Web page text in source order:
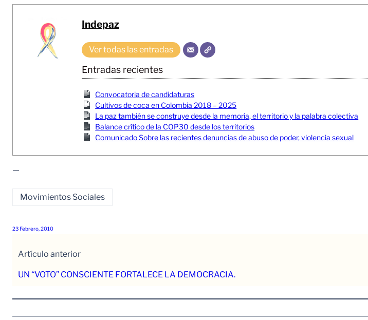
Indepaz
Ver todas las entradas
Entradas recientes
Convocatoria de candidaturas
Cultivos de coca en Colombia 2018 – 2025
La paz también se construye desde la memoria, el territorio y la palabra colectiva
Balance crítico de la COP30 desde los territorios
Comunicado Sobre las recientes denuncias de abuso de poder, violencia sexual
—
Movimientos Sociales
23 Febrero, 2010
Artículo anterior
UN “VOTO” CONSCIENTE FORTALECE LA DEMOCRACIA.